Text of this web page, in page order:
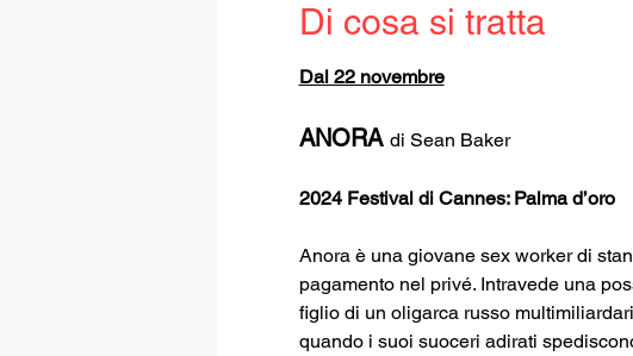
Di cosa si tratta
Dal 22 novembre
ANORA di Sean Baker
2024 Festival di Cannes: Palma d’oro
Anora è una giovane sex worker di
pagamento nel privé. Intravede una
figlio di un oligarca russo
quando i suoi suoceri adirati